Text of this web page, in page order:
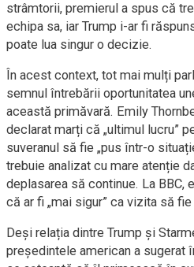
strâmtorii, premierul a spus că
echipa sa, iar Trump i-ar fi
poate lua singur o decizie.
În acest context, tot mai mulți
semnul întrebării oportunitatea
această primăvară. Emily
declarat marți că „ultimul lucru”
suveranul să fie „pus într-o
trebuie analizat cu mare atenție
deplasarea să continue. La BBC,
că ar fi „mai sigur” ca vizita să fie
Deși relația dintre Trump și
președintele american a sugerat